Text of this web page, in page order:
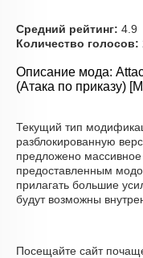
Средний рейтинг: 4.9
Количество голосов:
Описание мода:
(Атака по приказу)
Текущий тип
разблокированную
предложено
предоставленным
прилагать большие
будут возможны
Посещайте сайт